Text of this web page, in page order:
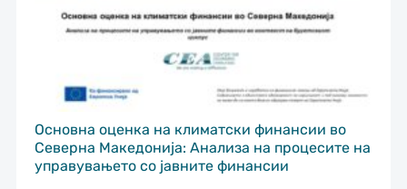
Основна оценка на климатски финансии во
Северна Македонија: Анализа на процесите на
управувањето со јавните финансии